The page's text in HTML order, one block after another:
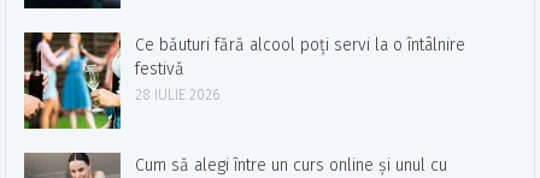
Ce băuturi fără alcool poți servi la o întâlnire
festivă
28 IULIE 2026
Cum să alegi între un curs online și unul cu